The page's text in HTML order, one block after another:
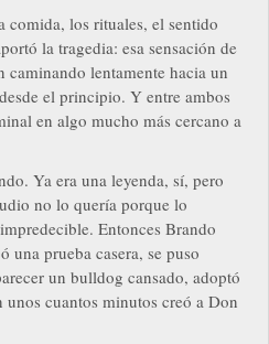
comida, los rituales, el sentido
la tragedia: esa sensación de
caminando lentamente hacia un
el principio. Y entre ambos
en algo mucho más cercano a
Ya era una leyenda, sí, pero
no lo quería porque lo
Entonces Brando
una prueba casera, se puso
un bulldog cansado, adoptó
unos cuantos minutos creó a Don